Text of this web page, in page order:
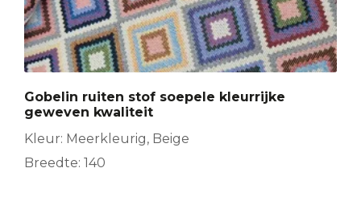
Gobelin ruiten stof soepele kleurrijke
geweven kwaliteit
Kleur: Meerkleurig, Beige
Breedte: 140